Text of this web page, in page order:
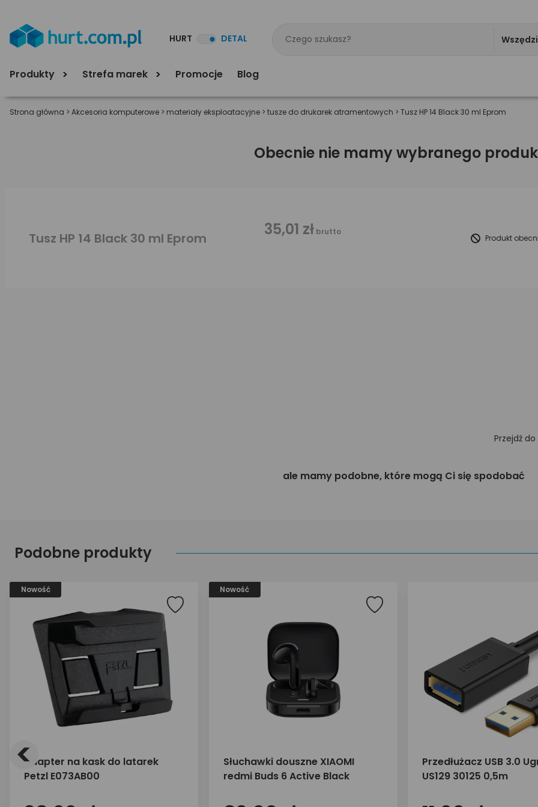
HURT DETAL
Produkty Strefa marek Promocje Blog
Strona główna > Akcesoria komputerowe > materiały eksploatacyjne > tusze do drukarek atramentowych > Tusz HP 14 Black 30 ml Eprom
Obecnie nie mamy wybranego
Tusz HP 14 Black 30 ml Eprom 35,01 zł brutto
Produkt
Przejdź do
ale mamy podobne, które mogą Ci się spodobać
Podobne produkty
Nowość
adapter na kask do latarek
Petzl E073AB00
Nowość
Słuchawki douszne XIAOMI
redmi Buds 6 Active Black
Przedłużacz USB 3.0
US129 30125 0,5m
<